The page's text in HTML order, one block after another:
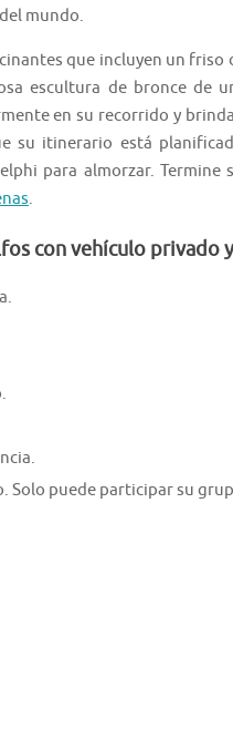
mundo.
que incluyen un friso
escultura de bronce de
en su recorrido y
su itinerario está
para almorzar. Termine
.
con vehículo privado
Solo puede participar su